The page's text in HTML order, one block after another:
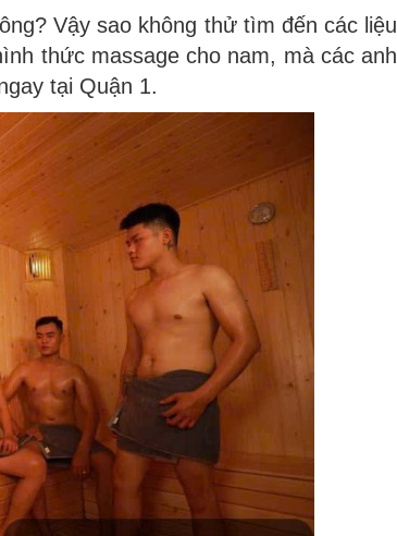
Vậy sao không thử tìm đến các liệu
thức massage cho nam, mà các anh
tại Quận 1.